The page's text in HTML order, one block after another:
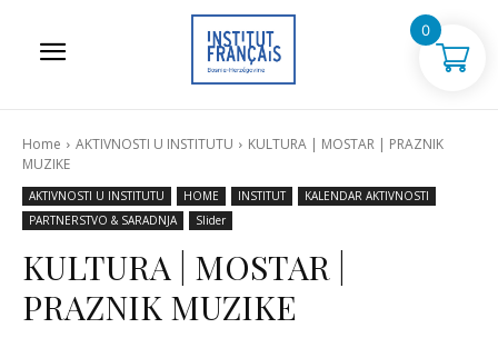
Home AKTIVNOSTI U INSTITUTU
KULTURA | MOSTAR | PRAZNIK
MUZIKE
AKTIVNOSTI U INSTITUTU HOME INSTITUT
KALENDAR AKTIVNOSTI
PARTNERSTVO & SARADNJA
Slider
KULTURA | MOSTAR |
PRAZNIK MUZIKE
0